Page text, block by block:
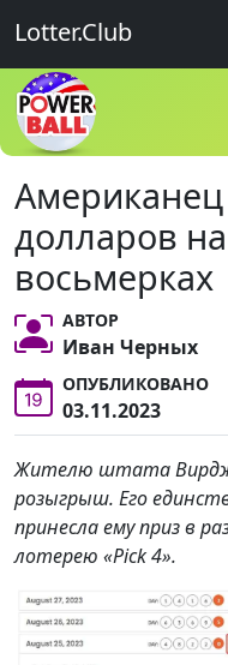
Lotter.Club
долларов
восьмерках
АВТОР
Иван Черных
ОПУБЛИКОВАНО
03.11.2023
Жителю штата
розыгрыш. Его
принесла ему приз в
лотерею «Pick 4».